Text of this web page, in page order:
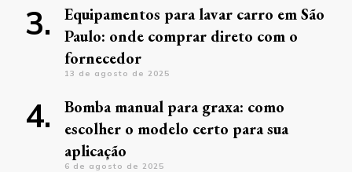
Equipamentos para lavar carro em São
Paulo: onde comprar direto com o
fornecedor
13 de agosto de 2025
Bomba manual para graxa: como
escolher o modelo certo para sua
aplicação
6 de agosto de 2025